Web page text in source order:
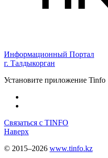
Информационный Портал
г. Талдыкорган
Установите приложение Tinfo
Связаться с TINFO
Наверх
© 2015–2026 www.tinfo.kz